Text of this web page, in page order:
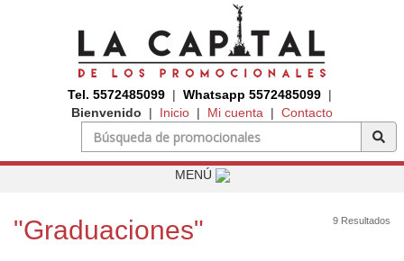
Tel. 5572485099 |Whatsapp 5572485099 |
Bienvenido | Inicio| Mi cuenta | Contacto
MENÚ
"Graduaciones" 9 Resultados